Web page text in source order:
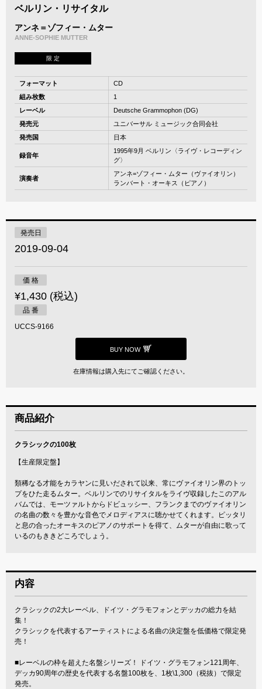
ベルリン・リサイタル
アンネ＝ゾフィー・ムター
ANNE-SOPHIE MUTTER
限 定
フォーマット
CD
組み枚数
1
レーベル
Deutsche Grammophon (DG)
発売元
ユニバーサル ミュージック合同会社
発売国
日本
録音年
1995年9月 ベルリン〈ライヴ・レコーディン
グ〉
演奏者
アンネ=ゾフィー・ムター（ヴァイオリン）
ランバート・オーキス（ピアノ）
発売日
2019-09-04
価 格
¥1,430 (税込)
品 番
UCCS-9166
BUY NOW
在庫情報は購入先にてご確認ください。
商品紹介
クラシックの100枚
【生産限定盤】
類稀なる才能をカラヤンに見いだされて以来、常にヴァイオリン界のトッ
プをひた走るムター。ベルリンでのリサイタルをライヴ収録したこのアル
バムでは、モーツァルトからドビュッシー、フランクまでのヴァイオリン
の名曲の数々を豊かな音色でメロディアスに聴かせてくれます。ピッタリ
と息の合ったオーキスのピアノのサポートを得て、ムターが自由に歌って
いるのもききどころでしょう。
内容
クラシックの2大レーベル、ドイツ・グラモフォンとデッカの総力を結
集！
クラシックを代表するアーティストによる名曲の決定盤を低価格で限定発
売！
■レーベルの枠を超えた名盤シリーズ！ ドイツ・グラモフォン121周年、
デッカ90周年の歴史を代表する名盤100枚を、1枚\1,300（税抜）で限定
発売。